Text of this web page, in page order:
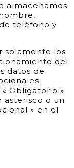
almacenamos
teléfono y
solamente los
del
datos de
Obligatorio »
o un
» en el